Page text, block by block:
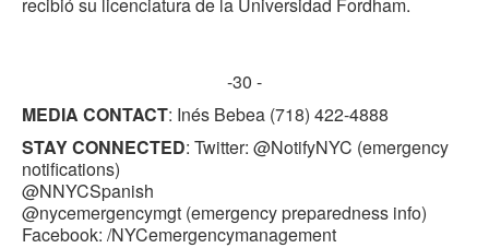
-30 -
MEDIA CONTACT: Inés Bebea (718) 422-4888
STAY CONNECTED: Twitter: @NotifyNYC (emergency
notifications)
@NNYCSpanish
@nycemergencymgt (emergency preparedness info)
Facebook: /NYCemergencymanagement